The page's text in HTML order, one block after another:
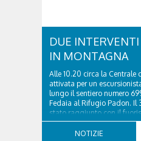
DUE
IN MONTAGNA
Alle 10.20 circa la Centrale
attivata per un
lungo il sentiero numero
Fedaia al Rifugio Padon. Il
stato raggiunto con il
del Soccorso alpino della
NOTIZIE